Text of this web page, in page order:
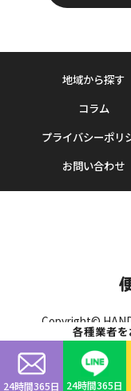
地域から探す
コラム
プライバシーポリ
お問い合わせ
Copyright©
各種業者
24時間365日 24時間365日